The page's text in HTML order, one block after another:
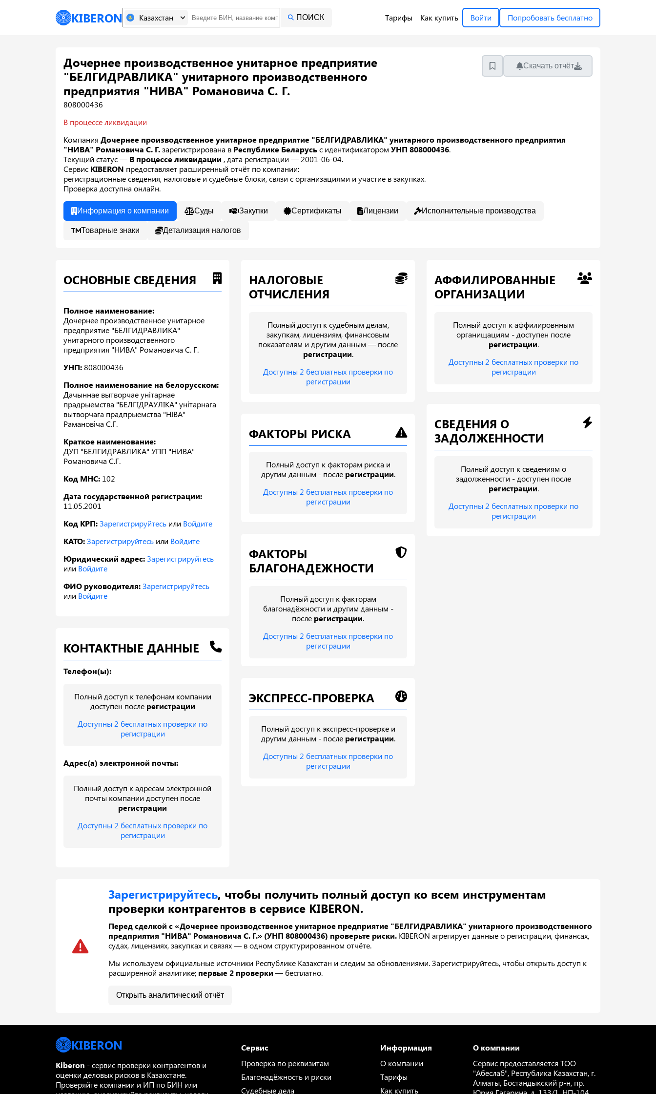
KIBERON Казахстан ПОИСК Тарифы Как купить Войти Попробовать бесплатно
Дочернее производственное унитарное предприятие
"БЕЛГИДРАВЛИКА" унитарного производственного
предприятия "НИВА" Романовича С. Г.
808000436
Скачать отчёт
В процессе ликвидации
Компания Дочернее производственное унитарное предприятие "БЕЛГИДРАВЛИКА" унитарного производственного предприятия
"НИВА" Романовича С. Г.зарегистрирована в Республике Беларусьс идентификатором УНП 808000436.
Текущий статус — В процессе ликвидации , дата регистрации — 2001-06-04.
Сервис KIBERON предоставляет расширенный отчёт по компании:
регистрационные сведения, налоговые и судебные блоки, связи с организациями и участие в закупках.
Проверка доступна онлайн.
Информация о компании Суды Закупки Сертификаты Лицензии Исполнительные производства
Товарные знаки Детализация налогов
ОСНОВНЫЕ СВЕДЕНИЯ
Полное наименование:
Дочернее производственное унитарное
предприятие "БЕЛГИДРАВЛИКА"
унитарного производственного
предприятия "НИВА" Романовича С. Г.
УНП:808000436
Полное наименование на белорусском:
Дачыннае вытворчае унiтарнае
прадрыемства "БЕЛГIДРАУЛIКА" унiтарнага
вытворчага прадпрыемства "НIВА"
Рамановiча С.Г.
Краткое наименование:
ДУП "БЕЛГИДРАВЛИКА" УПП "НИВА"
Романовича С.Г.
Код МНС: 102
Дата государственной регистрации:
11.05.2001
Код КРП:Зарегистрируйтесь или Войдите
КАТО:Зарегистрируйтесь или Войдите
Юридический адрес:Зарегистрируйтесь
или Войдите
ФИО руководителя:Зарегистрируйтесь
или Войдите
КОНТАКТНЫЕ ДАННЫЕ
Телефон(ы):
Полный доступ к телефонам компании
доступен после регистрации
Доступны 2 бесплатных проверки по
регистрации
Адрес(а) электронной почты:
Полный доступ к адресам электронной
почты компании доступен после
регистрации
Доступны 2 бесплатных проверки по
регистрации
НАЛОГОВЫЕ
ОТЧИСЛЕНИЯ
Полный доступ к судебным делам,
закупкам, лицензиям, финансовым
показателям и другим данным — после
регистрации.
Доступны 2 бесплатных проверки по
регистрации
ФАКТОРЫ РИСКА
Полный доступ к факторам риска и
другим данным - после регистрации.
Доступны 2 бесплатных проверки по
регистрации
ФАКТОРЫ
БЛАГОНАДЕЖНОСТИ
Полный доступ к факторам
благонадёжности и другим данным -
после регистрации.
Доступны 2 бесплатных проверки по
регистрации
ЭКСПРЕСС-ПРОВЕРКА
Полный доступ к экспресс-проверке и
другим данным - после регистрации.
Доступны 2 бесплатных проверки по
регистрации
АФФИЛИРОВАННЫЕ
ОРГАНИЗАЦИИ
Полный доступ к аффилировнным
органищациям - доступен после
регистрации.
Доступны 2 бесплатных проверки по
регистрации
СВЕДЕНИЯ О
ЗАДОЛЖЕННОСТИ
Полный доступ к сведениям о
задолженности - доступен после
регистрации.
Доступны 2 бесплатных проверки по
регистрации
Зарегистрируйтесь, чтобы получить полный доступ ко всем инструментам
проверки контрагентов в сервисе KIBERON.
Перед сделкой с «Дочернее производственное унитарное предприятие "БЕЛГИДРАВЛИКА" унитарного производственного
предприятия "НИВА" Романовича С. Г.» (УНП 808000436) проверьте риски. KIBERON агрегирует данные о регистрации, финансах,
судах, лицензиях, закупках и связях — в одном структурированном отчёте.
Мы используем официальные источники Республике Казахстан и следим за обновлениями. Зарегистрируйтесь, чтобы открыть доступ к
расширенной аналитике; первые 2 проверки — бесплатно.
Открыть аналитический отчёт
KIBERON
Kiberon - сервис проверки контрагентов и
оценки деловых рисков в Казахстане.
Проверяйте компании и ИП по БИН или
Сервис
Проверка по реквизитам
Благонадёжность и риски
Судебные дела
Информация
О компании
Тарифы
Как купить
О компании
Сервис предоставляется ТОО
"Абеслаб", Республика Казахстан, г.
Алматы, Бостандыкский р-н, пр.